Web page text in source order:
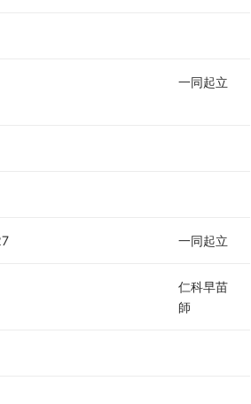
一同起立
一同起立
仁科早苗
師